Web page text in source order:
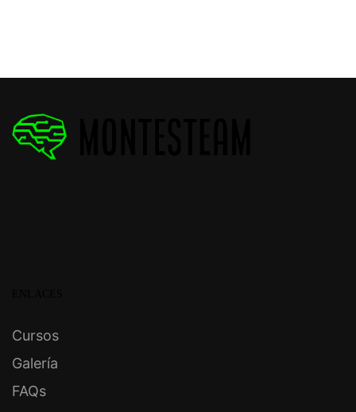
Cursos
Galería
FAQs